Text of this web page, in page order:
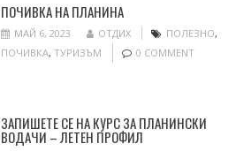
ПОЧИВКА НА ПЛАНИНА
МАЙ 6, 2023 ОТДИХ ПОЛЕЗНО,
ПОЧИВКА, ТУРИЗЪМ 0 COMMENT
ЗАПИШЕТЕ СЕ НА КУРС ЗА ПЛАНИНСКИ
ВОДАЧИ – ЛЕТЕН ПРОФИЛ